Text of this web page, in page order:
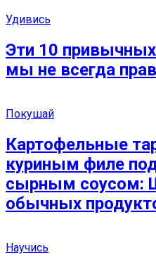
Удивись
Эти 10
мы не всегда
Покушай
Картофельные
куриным филе
сырным соусом:
обычных
Научись